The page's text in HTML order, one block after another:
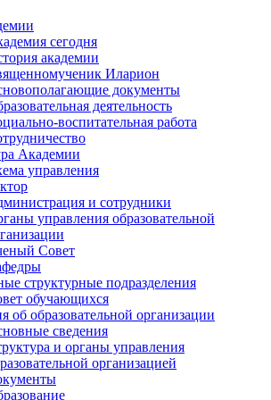
сегодня
академии
Иларион
документы
деятельность
воспитательная работа
Академии
управления
и сотрудники
управления образовательной
Совет
структурные подразделения
обучающихся
об образовательной организации
сведения
и органы управления
организацией